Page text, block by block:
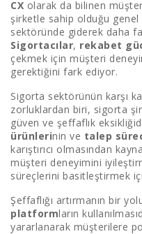
CX olarak da bilinen
şirketle sahip olduğu genel
sektöründe giderek daha
Sigortacılar, rekabet
çekmek için müşteri
gerektiğini fark ediyor.
Sigorta sektörünün karşı
zorluklardan biri, sigorta
güven ve şeffaflık
ürünlerinin ve talep
karıştırıcı olmasından
müşteri deneyimini
süreçlerini basitleştirmek
Şeffaflığı artırmanın bir
platformların
yararlanarak müşterilere